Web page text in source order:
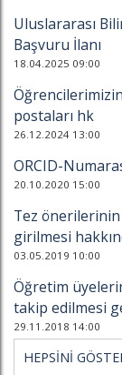
Uluslararası
Başvuru İlanı
18.04.2025 09:00
postaları hk
26.12.2024 13:00
ORCID-
20.10.2020 15:00
Tez önerilerinin
girilmesi
03.05.2019 10:00
Öğretim
takip edilmesi
29.11.2018 14:00
HEPSİNİ